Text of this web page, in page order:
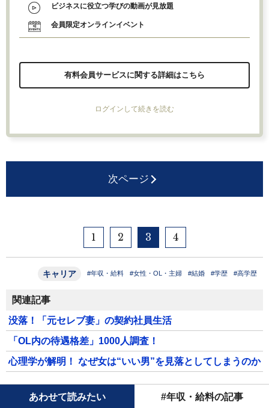
ビジネスに役立つ学びの動画が見放題
会員限定オンラインイベント
有料会員サービスに関する詳細はこちら
ログインして続きを読む
次ページ
1 2 3 4
キャリア #年収・給料 #女性・OL・主婦 #結婚 #学歴 #高学歴
関連記事
没落！「元セレブ妻」の契約社員生活
「OL内の待遇格差」1000人調査！
心理学が解明！ なぜ女は“いい男”を見落としてしまうのか
あわせて読みたい #年収・給料の記事